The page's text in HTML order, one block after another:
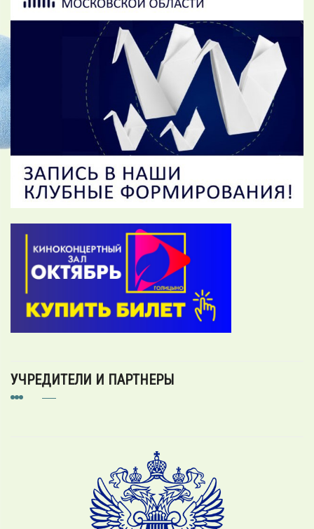
УЧРЕДИТЕЛИ И ПАРТНЕРЫ